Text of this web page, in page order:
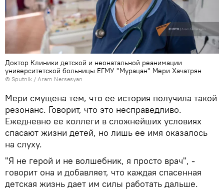
Доктор Клиники детской и неонатальной реанимации
университетской больницы ЕГМУ "Мурацан" Мери Хачатрян
© Sputnik / Aram Nersesyan
Мери смущена тем, что ее история получила такой
резонанс. Говорит, что это несправедливо.
Ежедневно ее коллеги в сложнейших условиях
спасают жизни детей, но лишь ее имя оказалось
на слуху.
"Я не герой и не волшебник, я просто врач", -
говорит она и добавляет, что каждая спасенная
детская жизнь дает им силы работать дальше.